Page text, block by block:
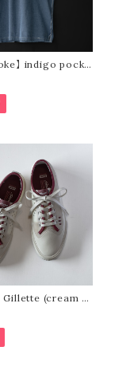
】 indigo pocke
indigo)
Gillette (cream /